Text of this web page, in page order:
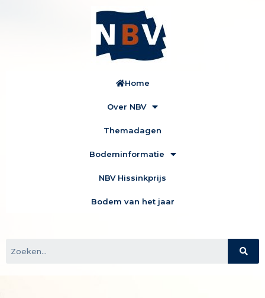
Home
Over NBV
Themadagen
Bodeminformatie
NBV Hissinkprijs
Bodem van het jaar